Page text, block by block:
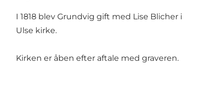
I 1818 blev Grundvig gift med Lise Blicher i
Ulse kirke.
Kirken er åben efter aftale med graveren.